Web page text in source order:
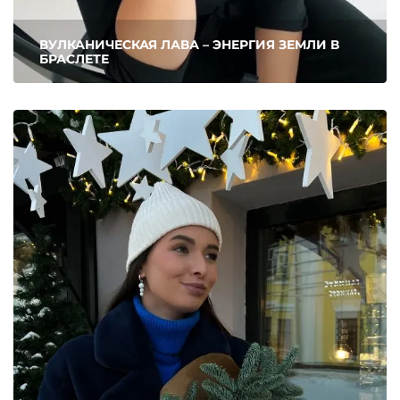
ВУЛКАНИЧЕСКАЯ ЛАВА – ЭНЕРГИЯ ЗЕМЛИ В
БРАСЛЕТЕ